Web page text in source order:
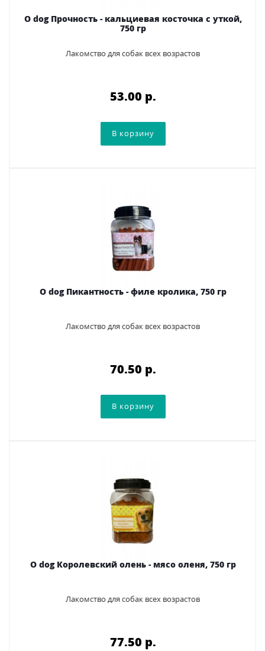
O dog Прочность - кальциевая косточка с уткой,
750 гр
Лакомство для собак всех возрастов
53.00 p.
O dog Пикантность - филе кролика, 750 гр
Лакомство для собак всех возрастов
70.50 p.
O dog Королевский олень - мясо оленя, 750 гр
Лакомство для собак всех возрастов
77.50 p.